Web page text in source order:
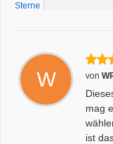
Sterne
W von
mag
ist